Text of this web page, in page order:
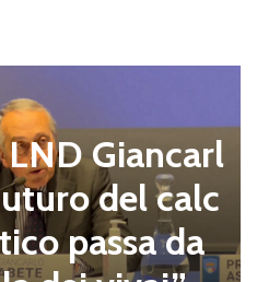
Giancarl
del calc
passa da